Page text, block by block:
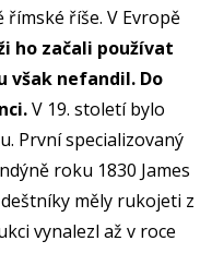
říše. V Evropě
ho začali používat
však nefandil. Do
V 19. století bylo
První specializovaný
roku 1830 James
měly rukojeti z
vynalezl až v roce